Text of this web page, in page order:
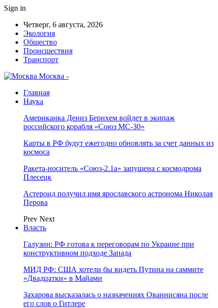
Sign in
Четверг, 6 августа, 2026
Экология
Общество
Происшествия
Транспорт
Москва -
Главная
Наука
Американка Дениз Бернхем войдет в экипаж
российского корабля «Союз МС-30»
Карты в РФ будут ежегодно обновлять за счет данных из
космоса
Ракета-носитель «Союз-2.1а» запущена с космодрома
Плесецк
Астероид получил имя ярославского астронома Николая
Перова
Prev Next
Власть
Галузин: РФ готова к переговорам по Украине при
конструктивном подходе Запада
МИД РФ: США хотели бы видеть Путина на саммите
«Двадцатки» в Майами
Захарова высказалась о назначениях Ованнисяна после
его слов о Гитлере